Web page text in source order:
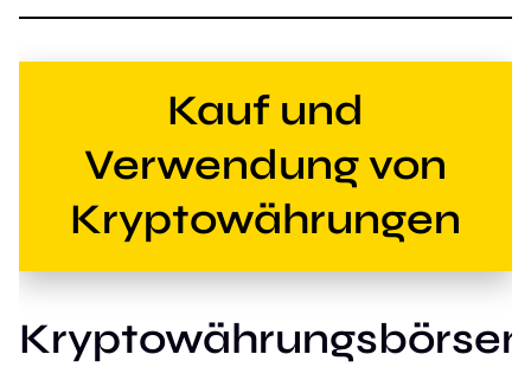
Kauf und
Verwendung von
Kryptowährungen
Kryptowährungsbörsen